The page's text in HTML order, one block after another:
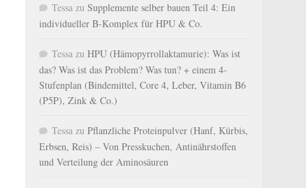
Tessa zu Supplemente selber bauen Teil 4: Ein
individueller B-Komplex für HPU & Co.
Tessa zu HPU (Hämopyrrollaktamurie): Was ist
das? Was ist das Problem? Was tun? + einem 4-
Stufenplan (Bindemittel, Core 4, Leber, Vitamin B6
(P5P), Zink & Co.)
Tessa zu Pflanzliche Proteinpulver (Hanf, Kürbis,
Erbsen, Reis) – Von Presskuchen, Antinährstoffen
und Verteilung der Aminosäuren